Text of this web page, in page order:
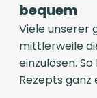
bequem
Viele unserer
mittlerweile
einzulösen.
Rezepts ganz